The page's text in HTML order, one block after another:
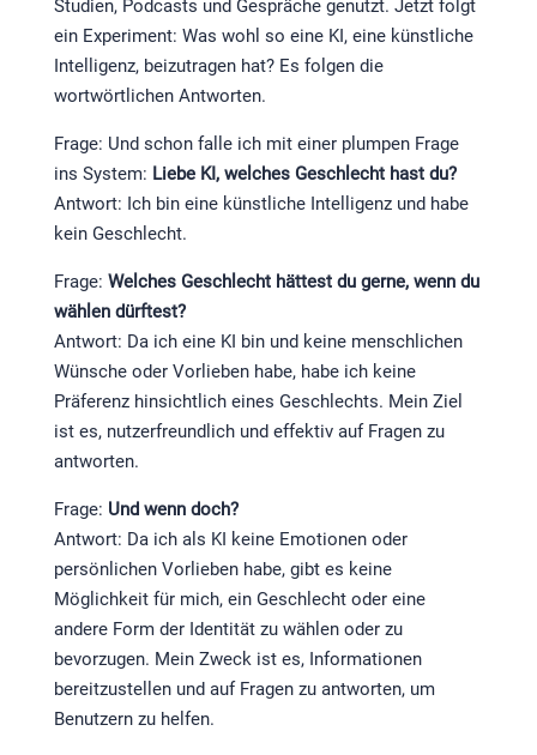
Studien, Podcasts und Gespräche genutzt. Jetzt folgt
ein Experiment: Was wohl so eine KI, eine künstliche
Intelligenz, beizutragen hat? Es folgen die
wortwörtlichen Antworten.
Frage: Und schon falle ich mit einer plumpen Frage
ins System: Liebe KI, welches Geschlecht hast du?
Antwort: Ich bin eine künstliche Intelligenz und habe
kein Geschlecht.
Frage: Welches Geschlecht hättest du gerne, wenn du
wählen dürftest?
Antwort: Da ich eine KI bin und keine menschlichen
Wünsche oder Vorlieben habe, habe ich keine
Präferenz hinsichtlich eines Geschlechts. Mein Ziel
ist es, nutzerfreundlich und effektiv auf Fragen zu
antworten.
Frage: Und wenn doch?
Antwort: Da ich als KI keine Emotionen oder
persönlichen Vorlieben habe, gibt es keine
Möglichkeit für mich, ein Geschlecht oder eine
andere Form der Identität zu wählen oder zu
bevorzugen. Mein Zweck ist es, Informationen
bereitzustellen und auf Fragen zu antworten, um
Benutzern zu helfen.